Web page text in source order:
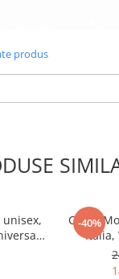
produs
unisex,
-40%
Casca
Italia,